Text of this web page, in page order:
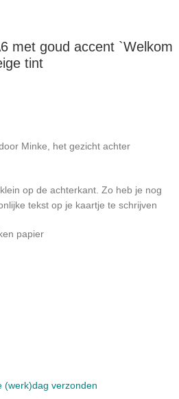
met goud accent `Welkom
tint
Minke, het gezicht achter
op de achterkant. Zo heb je nog
tekst op je kaartje te schrijven
papier
(werk)dag verzonden